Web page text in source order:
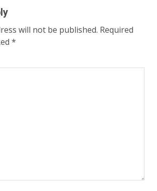
will not be published. Required
*